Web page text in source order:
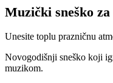
Muzički sneško
Unesite toplu prazničnu
Novogodišnji sneško koji
muzikom.